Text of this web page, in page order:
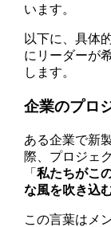
います。
以下に、具体
にリーダーが
します。
企業のプロ
ある企業で新
際、プロジェ
「私たちがこ
な風を吹き込
この言葉はメ